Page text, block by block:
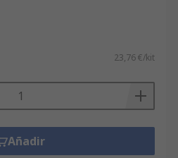
23,76 €/kit
Añadir